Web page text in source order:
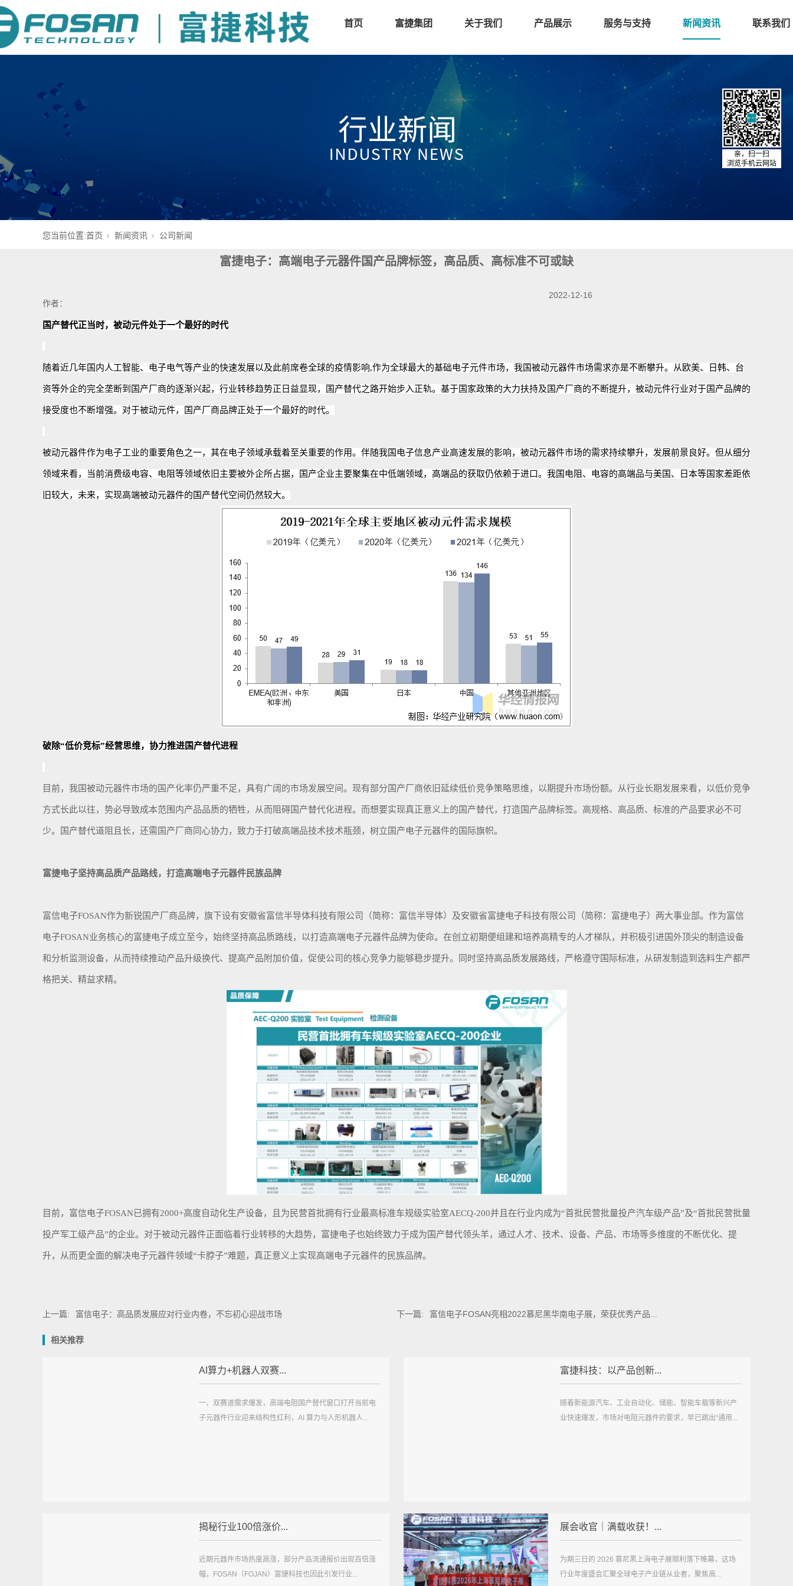
首页 富捷集团 关于我们 产品展示 服务与支持 新闻资讯 联系我们
您当前位置:首页 新闻资讯 公司新闻
富捷电子：高端电子元器件国产品牌标签，高品质、高标准不可或缺
作者：
2022-12-16
国产替代正当时，被动元件处于一个最好的时代
随着近几年国内人工智能、电子电气等产业的快速发展以及此前席卷全球的疫情影响,作为全球最大的基础电子元件市场， 我国被动元器件市场需求亦是不断攀升。 从欧美、日韩、台
资等外企的完全垄断到国产厂商的逐渐兴起，行业转移趋势正日益显现，国产替代之路开始步入正轨。基于国家政策的大力扶持及国产厂商的不断提升，被动元件行业对于国产品牌的
接受度也不断增强。对于被动元件，国产厂商品牌正处于一个最好的时代。
被动元器件作为电子工业的重要角色之一，其在电子领域承载着至关重要的作用。 伴随我国电子信息产业高速发展的影响，被动元器件市场的需求持续攀升，发展前景良好。但从细分
领域来看，当前消费级电容、电阻等领域依旧主要被外企所占据，国产企业主要聚集在中低端领域，高端品的获取仍依赖于进口。我国电阻、电容的高端品与美国、日本等国家差距依
旧较大，未来，实现高端被动元器件的国产替代空间仍然较大。
破除“低价竞标”经营思维， 协力推进国产替代进程
目前， 我国被动元器件市场的国产化率仍严重不足，具有广阔的市场发展空间。现有部分国产厂商依旧延续低价竞争策略思维，以期提升市场份额。从行业长期 发展来看， 以低价竞争
方式长此以往，势必导致成本范围内产品品质的牺牲，从而阻碍国产替代化进程。 而想要实现真正意义上的国产替代，打造国产品牌标签。高规格、高品质、标准的产品要求必不可
少。国产替代道阻且长，还需国产厂商同心协力，致力于打破高端品技术技术瓶颈，树立国产电子元器件的国际旗帜。
富捷电子坚持高品质产品路线，打造高端电子元器件民族品牌
富信电子FOSAN作为新锐 国产厂商品牌， 旗下设有安徽省富信半导体科技有限公司（简称：富信半导体）及安徽省富捷电子科技有限公司（简称：富捷电子）两大事业部。作为富信
电子FOSAN业务核心的富捷电子成立至今，始终坚持高品质路线，以打造高端电子元器件品牌为使命。在创立初期便组建和培养高精专的人才梯队，并积极引进国外顶尖的制造设备
和分析监测设备，从而持续推动产品升级换代、提高产品附加价值，促使公司的核心竞争力能够稳步提升。同时坚持高品质发展路线，严格遵守国际标准，从研发制造到选料生产都严
格把关、精益求精。
目前，富信电子FOSAN已拥有2000+高度自动化生产设备，且为民营首批拥有行业最高标准车规级实验室AECQ-200并且在行业内成为“首批民营批量投产汽车级产品”及“首批民营批量
投产军工级产品”的企业。对于被动元器件正面临着行业转移的大趋势，富捷电子也始终致力于成为国产替代领头羊，通过人才、技术、设备、产品、市场等多维度的不断优化、提
升，从而更全面的解决电子元器件领域“卡脖子”难题，真正意义上实现高端电子元器件的民族品牌。
上一篇: 富信电子：高品质发展应对行业内卷，不忘初心迎战市场 下一篇: 富信电子FOSAN亮相2022慕尼黑华南电子展，荣获优秀产品...
相关推荐
AI算力+机器人双赛...
一、双赛道需求爆发，高端电阻国产替代窗口打开当前电
子元器件行业迎来结构性红利，AI 算力与人形机器人...
富捷科技：以产品创新...
随着新能源汽车、工业自动化、储能、智能车载等新兴产
业快速爆发，市场对电阻元器件的要求，早已跳出“通用...
揭秘行业100倍涨价...
近期元器件市场热度高涨，部分产品流通报价出现百倍涨
幅，FOSAN（FOJAN）富捷科技也因此引发行业...
展会收官｜满载收获！...
为期三日的 2026 慕尼黑上海电子展顺利落下帷幕，这场
行业年度盛会汇聚全球电子产业链从业者，聚焦高...
亲，扫一扫
浏览手机云网站